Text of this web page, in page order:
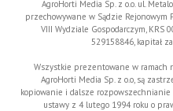
AgroHorti Media Sp. z o.o. ul.
przechowywane w Sądzie Rejonowym
VIII Wydziale Gospodarczym, KRS
529158846, kapitał
Wszystkie prezentowane w ramach
AgroHorti Media Sp. z o.o, są
kopiowanie i dalsze
ustawy z 4 lutego 1994 roku o